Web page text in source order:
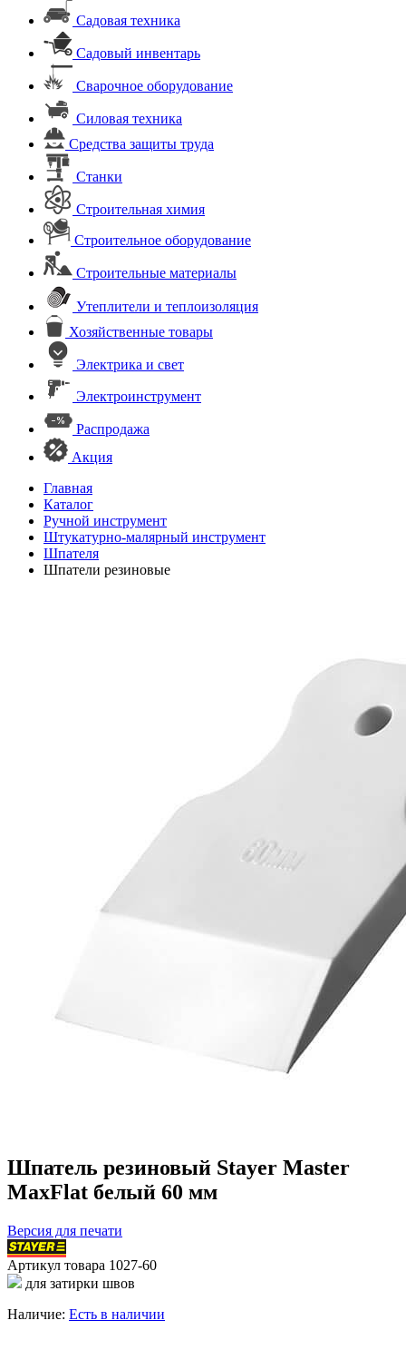
Садовая техника
Садовый инвентарь
Сварочное оборудование
Силовая техника
Средства защиты труда
Станки
Строительная химия
Строительное оборудование
Строительные материалы
Утеплители и теплоизоляция
Хозяйственные товары
Электрика и свет
Электроинструмент
Распродажа
Акция
Главная
Каталог
Ручной инструмент
Штукатурно-малярный инструмент
Шпателя
Шпатели резиновые
Шпатель резиновый Stayer Master
MaxFlat белый 60 мм
Версия для печати
Артикул товара 1027-60
для затирки швов
Наличие: Есть в наличии